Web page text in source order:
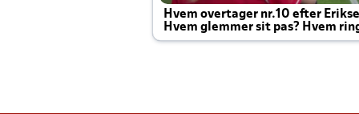
Hvem overtager nr.10 efter
Hvem glemmer sit pas? Hvem
Joachim altid til efter kampe?